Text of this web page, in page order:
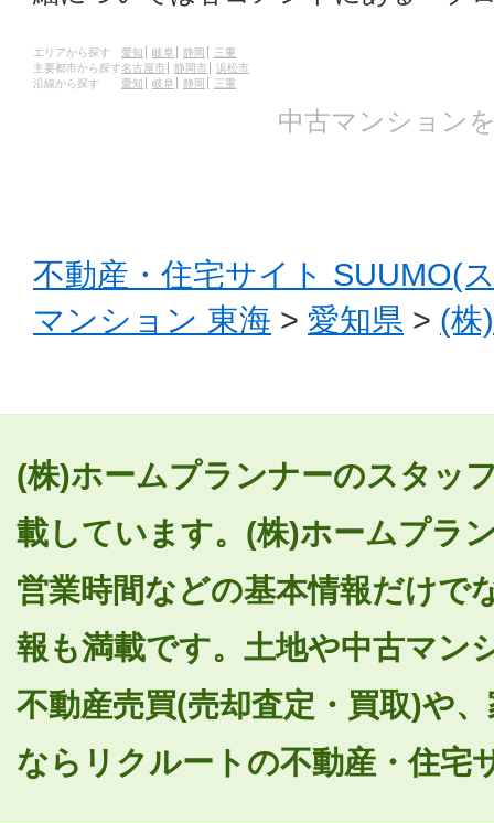
エリアから探す 愛知 岐阜 静岡
三重
主要都市から探す名古屋市 静岡市
浜松市
沿線から探す
愛知 岐阜 静岡 三重
中古マンション
不動産・住宅サイト SUUMO(
マンション 東海 > 愛知県 > (株
(株)ホームプランナーのスタッ
載しています。(株)ホームプラ
営業時間などの基本情報だけで
報も満載です。土地や中古マン
不動産売買(売却査定・買取)や
ならリクルートの不動産・住宅